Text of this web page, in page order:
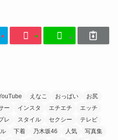
えなこ おっぱい
お尻
ー インスタ エチエチ
エッチ
レ スタイル セクシー
テレビ
下着 乃木坂46 人気
写真集